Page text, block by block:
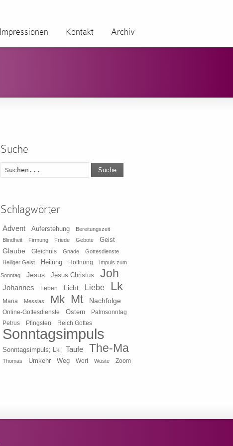
Impressionen Kontakt Archiv
Suche
Suche
Schlagwörter
Advent Auferstehung
Bereitungszeit
Blindheit
Firmung Friede Gebote Geist
Glaube Gleichnis Gnade
Gottesdienste
Heiliger Geist
Heilung Hoffnung Impuls zum
Sonntag Jesus Jesus Christus Joh
Johannes Leben Licht Liebe Lk
Maria Messias Mk Mt Nachfolge
Online-Gottesdienste Ostern
Palmsonntag
Petrus
Pfingsten Reich Gottes
Sonntagsimpuls
Sonntagsimpuls; Lk Taufe The-Ma
Thomas Umkehr Weg Wort Wüste Zoom